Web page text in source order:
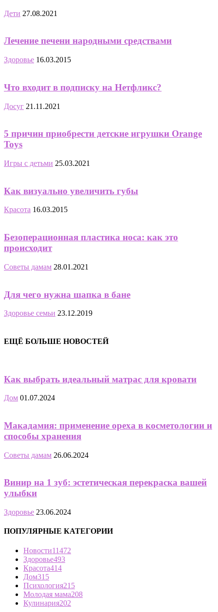
Дети 27.08.2021
Лечение печени народными средствами
Здоровье 16.03.2015
Что входит в подписку на Нетфликс?
Досуг 21.11.2021
5 причин приобрести детские игрушки Orange
Toys
Игры с детьми 25.03.2021
Как визуально увеличить губы
Красота 16.03.2015
Безоперационная пластика носа: как это
происходит
Советы дамам 28.01.2021
Для чего нужна шапка в бане
Здоровье семьи 23.12.2019
ЕЩЁ БОЛЬШЕ НОВОСТЕЙ
Как выбрать идеальный матрас для кровати
Дом 01.07.2024
Макадамия: применение ореха в косметологии и
способы хранения
Советы дамам 26.06.2024
Винир на 1 зуб: эстетическая перекраска вашей
улыбки
Здоровье 23.06.2024
ПОПУЛЯРНЫЕ КАТЕГОРИИ
Новости11472
Здоровье493
Красота414
Дом315
Психология215
Молодая мама208
Кулинария202